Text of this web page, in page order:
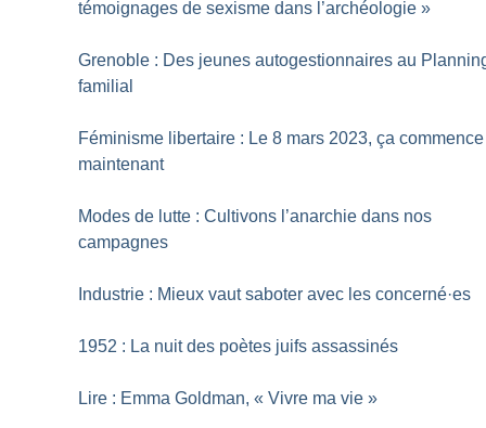
témoignages de sexisme dans l’archéologie »
Grenoble : Des jeunes autogestionnaires au
familial
Féminisme libertaire : Le 8 mars 2023, ça commence
maintenant
Modes de lutte : Cultivons l’anarchie dans nos
campagnes
Industrie : Mieux vaut saboter avec les concerné·es
1952 : La nuit des poètes juifs assassinés
Lire : Emma Goldman, « Vivre ma vie »